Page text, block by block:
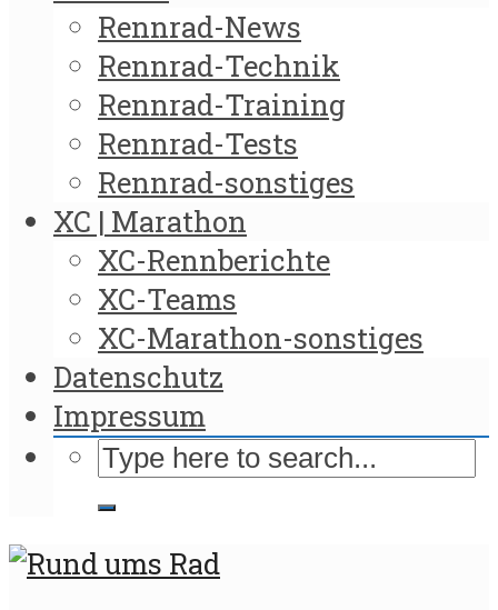
Rennrad-News
Rennrad-Technik
Rennrad-Training
Rennrad-Tests
Rennrad-sonstiges
XC | Marathon
XC-Rennberichte
XC-Teams
XC-Marathon-sonstiges
Datenschutz
Impressum